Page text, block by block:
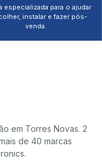
especializada para o ajudar
instalar e fazer pós-
venda.
em Torres Novas. 2
de 40 marcas